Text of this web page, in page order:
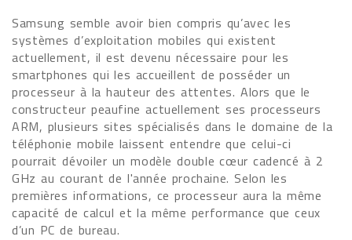
Samsung semble avoir bien compris qu’avec les
systèmes d’exploitation mobiles qui existent
actuellement, il est devenu nécessaire pour les
smartphones qui les accueillent de posséder un
processeur à la hauteur des attentes. Alors que le
constructeur peaufine actuellement ses processeurs
ARM, plusieurs sites spécialisés dans le domaine de la
téléphonie mobile laissent entendre que celui-ci
pourrait dévoiler un modèle double cœur cadencé à 2
GHz au courant de l'année prochaine. Selon les
premières informations, ce processeur aura la même
capacité de calcul et la même performance que ceux
d’un PC de bureau.